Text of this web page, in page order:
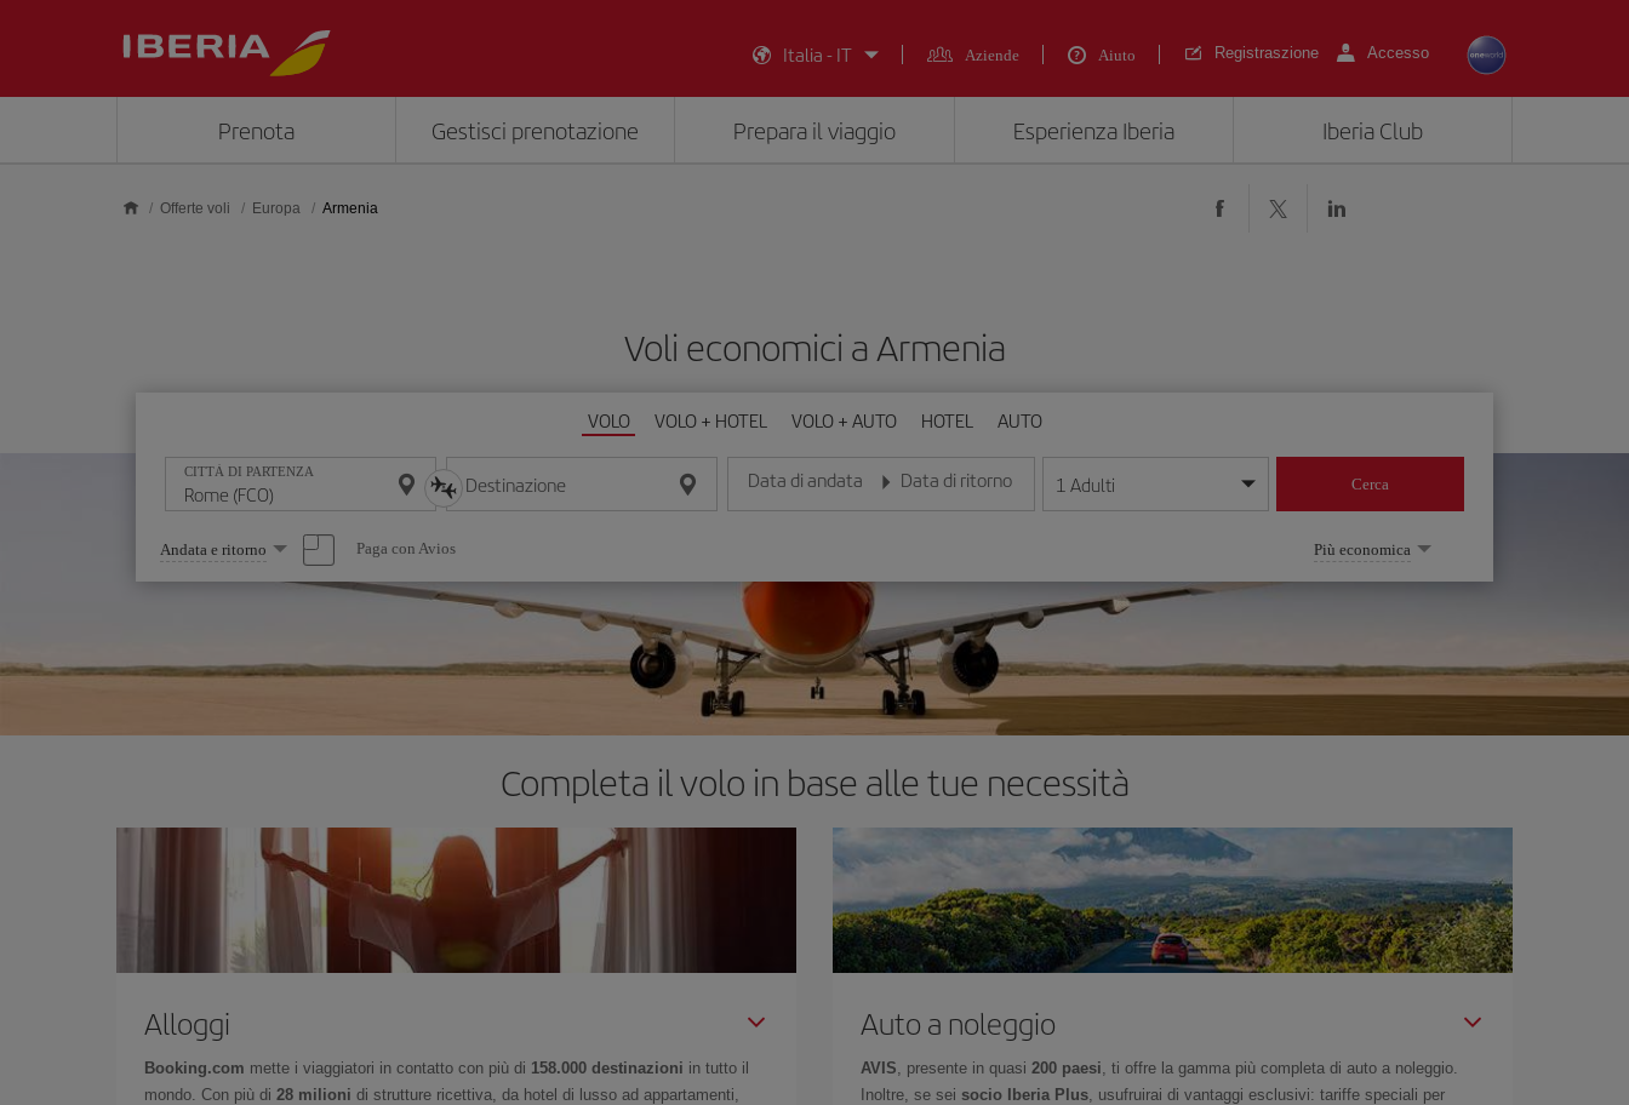
Italia - IT
Aziende Aiuto Registraszione Accesso
Prenota Gestisci prenotazione Prepara il viaggio Esperienza Iberia Iberia Club
Offerte voli Europa Armenia
Voli economici a Armenia
VOLO VOLO + HOTEL VOLO + AUTO HOTEL AUTO
CITTÀ DI PARTENZA Destinazione Data di andata
Inserisci la data nel formato giorno/mese/anno
Data di ritorno
Inserisci la data nel formato giorno/mese/anno
1 Adulti Cerca
Seleziona
un'opzione
Andata e ritorno Paga con Avios Più economica
Completa il volo in base alle tue necessità
Alloggi
Booking.com mette i viaggiatori in contatto con più di 158.000 destinazioni in tutto il
mondo. Con più di 28 milioni di strutture ricettiva, da hotel di lusso ad appartamenti,
Auto a noleggio
AVIS , presente in quasi 200 paesi , ti offre la gamma più completa di auto a noleggio.
Inoltre, se sei socio Iberia Plus , usufruirai di vantaggi esclusivi: tariffe speciali per